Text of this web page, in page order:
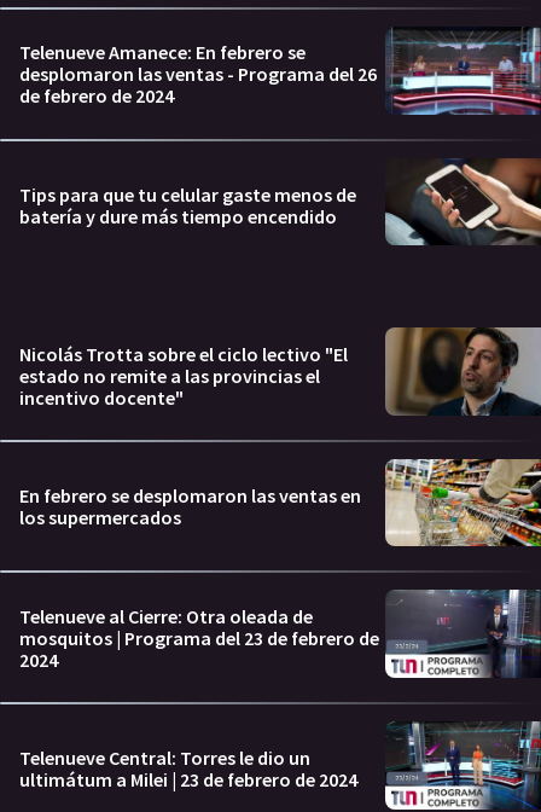
Telenueve Amanece: En febrero se
desplomaron las ventas - Programa del 26
de febrero de 2024
Tips para que tu celular gaste menos de
batería y dure más tiempo encendido
Nicolás Trotta sobre el ciclo lectivo "El
estado no remite a las provincias el
incentivo docente"
En febrero se desplomaron las ventas en
los supermercados
Telenueve al Cierre: Otra oleada de
mosquitos | Programa del 23 de febrero de
2024
Telenueve Central: Torres le dio un
ultimátum a Milei | 23 de febrero de 2024